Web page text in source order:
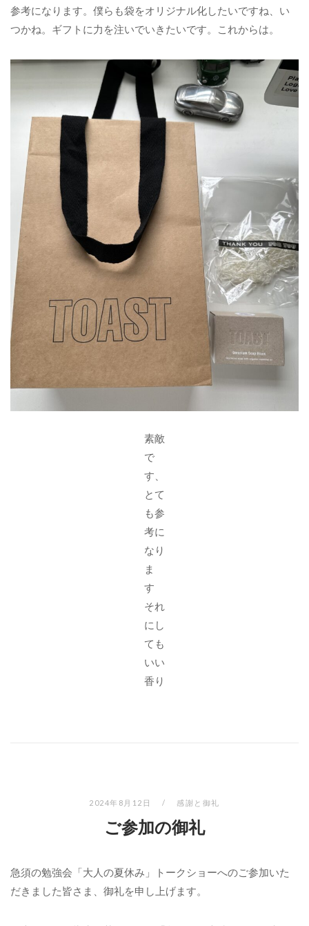
参考になります。僕らも袋をオリジナル化したいですね、い
つかね。ギフトに力を注いでいきたいです。これからは。
素敵
で
す、
とて
も参
考に
なり
ま
す
それ
にし
ても
いい
香り
2024年8月12日 感謝と御礼
ご参加の御礼
急須の勉強会「大人の夏休み」トークショーへのご参加いた
だきました皆さま、御礼を申し上げます。